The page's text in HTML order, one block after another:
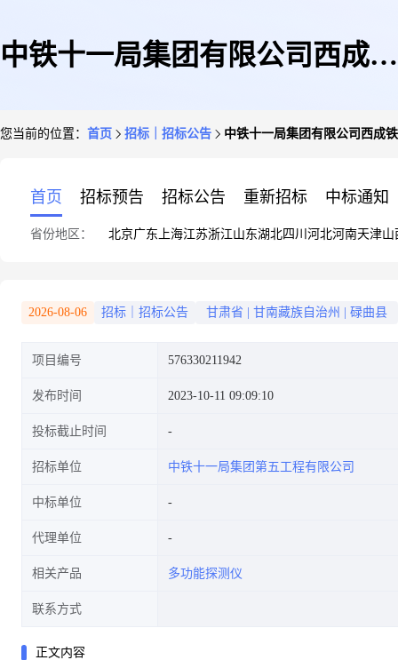
中铁十一局集团有限公司西成铁
您当前的位置： 首页 招标｜招标公告 中铁十一局集团有限公司西成
首页 招标预告 招标公告 重新招标 中标通知
省份地区： 北京广东 上海江苏浙江山东湖北四川 河北河南天津山
2026-08-06 招标｜招标公告 甘肃省 甘南藏族自治州 碌曲县
项目编号 576330211942
发布时间 2023-10-11 09:09:10
投标截止时间
招标单位 中铁十一局集团第五工程有限公司
中标单位
代理单位
相关产品 多功能探测仪
联系方式
正文内容